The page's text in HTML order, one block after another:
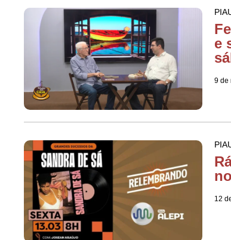
e
9 de
12